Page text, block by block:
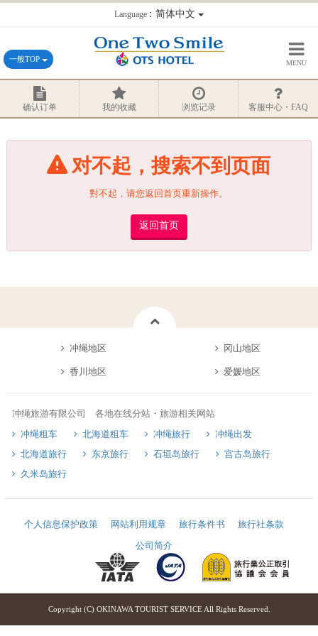
Language：简体中文
一般TOP MENU
确认订单 我的收藏 浏览记录 客服中心・FAQ
对不起，搜索不到页面
對不起，请您返回首页重新操作。
返回首页
冲绳地区 冈山地区
香川地区 爱媛地区
冲绳旅游有限公司 各地在线分站・旅游相关网站
冲绳租车
北海道租车 冲绳旅行
冲绳出发
北海道旅行
东京旅行 石垣岛旅行
宫古岛旅行
久米岛旅行
个人信息保护政策 网站利用规章 旅行条件书
旅行社条款
公司简介
Copyright (C) OKINAWA TOURIST SERVICE All Rights Reserved.